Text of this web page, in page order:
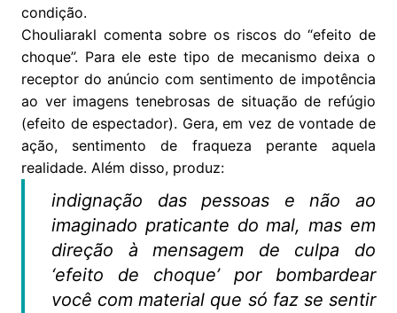
condição.
Chouliarakl comenta sobre os riscos do “efeito de
choque”. Para ele este tipo de mecanismo deixa o
receptor do anúncio com sentimento de impotência
ao ver imagens tenebrosas de situação de refúgio
(efeito de espectador). Gera, em vez de vontade de
ação, sentimento de fraqueza perante aquela
realidade. Além disso, produz:
indignação das pessoas e não ao
imaginado praticante do mal, mas em
direção à mensagem de culpa do
‘efeito de choque’ por bombardear
você com material que só faz se sentir